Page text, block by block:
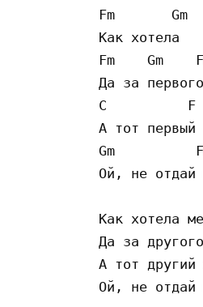
Fm       Gm
Как хотела
Fm    Gm
Да за
C          F
А тот
Gm
Ой, не отдай
Как хотела
Да за
А тот другий
Ой, не отдай